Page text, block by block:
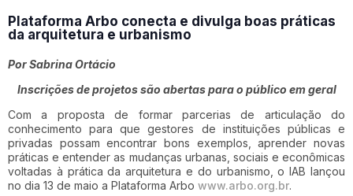
Plataforma Arbo conecta e divulga boas práticas
da arquitetura e urbanismo
Por Sabrina Ortácio
Inscrições de projetos são abertas para o público em geral
Com a proposta de formar parcerias de articulação do
conhecimento para que gestores de instituições públicas e
privadas possam encontrar bons exemplos, aprender novas
práticas e entender as mudanças urbanas, sociais e econômicas
voltadas à prática da arquitetura e do urbanismo, o IAB lançou
no dia 13 de maio a Plataforma Arbo www.arbo.org.br.